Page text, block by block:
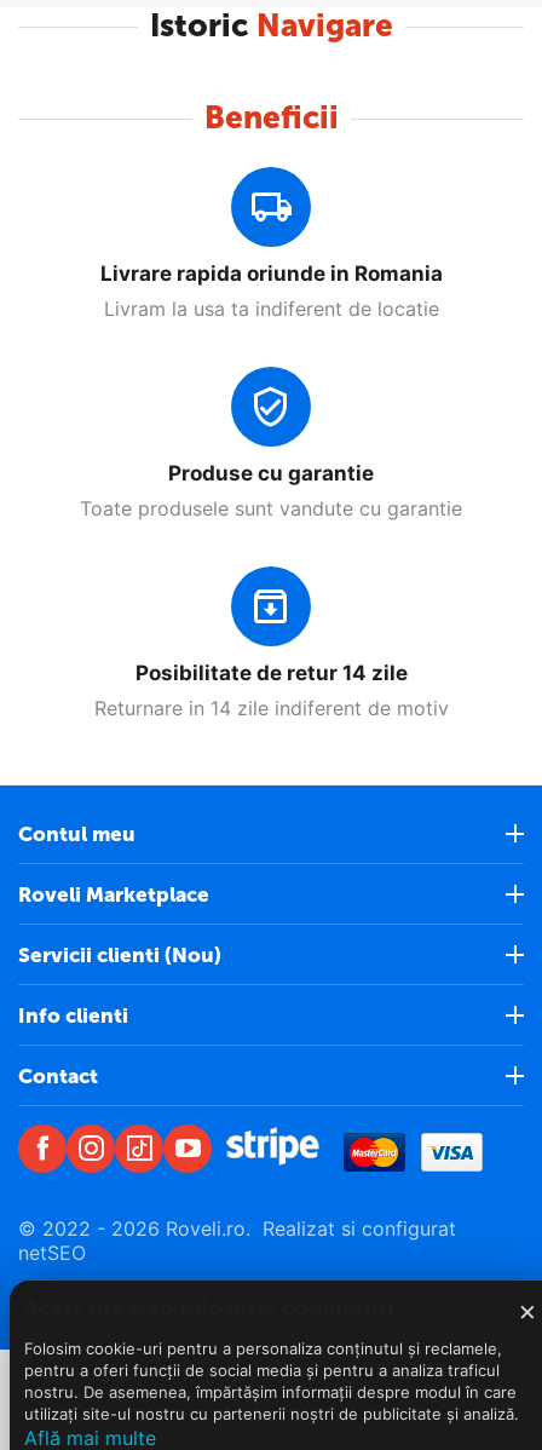
Istoric Navigare
Beneficii
Livrare rapida oriunde in Romania
Livram la usa ta indiferent de locatie
Produse cu garantie
Toate produsele sunt vandute cu garantie
Posibilitate de retur 14 zile
Returnare in 14 zile indiferent de motiv
Contul meu
Roveli Marketplace
Servicii clienti (Nou)
Info clienti
Contact
© 2022 - 2026 Roveli.ro. Realizat si configurat
netSEO
×
Folosim cookie-uri pentru a personaliza conținutul și reclamele,
pentru a oferi funcții de social media și pentru a analiza traficul
nostru. De asemenea, împărtășim informații despre modul în care
utilizați site-ul nostru cu partenerii noștri de publicitate și analiză.
Află mai multe